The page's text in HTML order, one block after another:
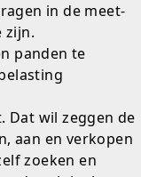
in de meet-
zijn.
panden te
Dat wil zeggen de
aan en verkopen
zoeken en